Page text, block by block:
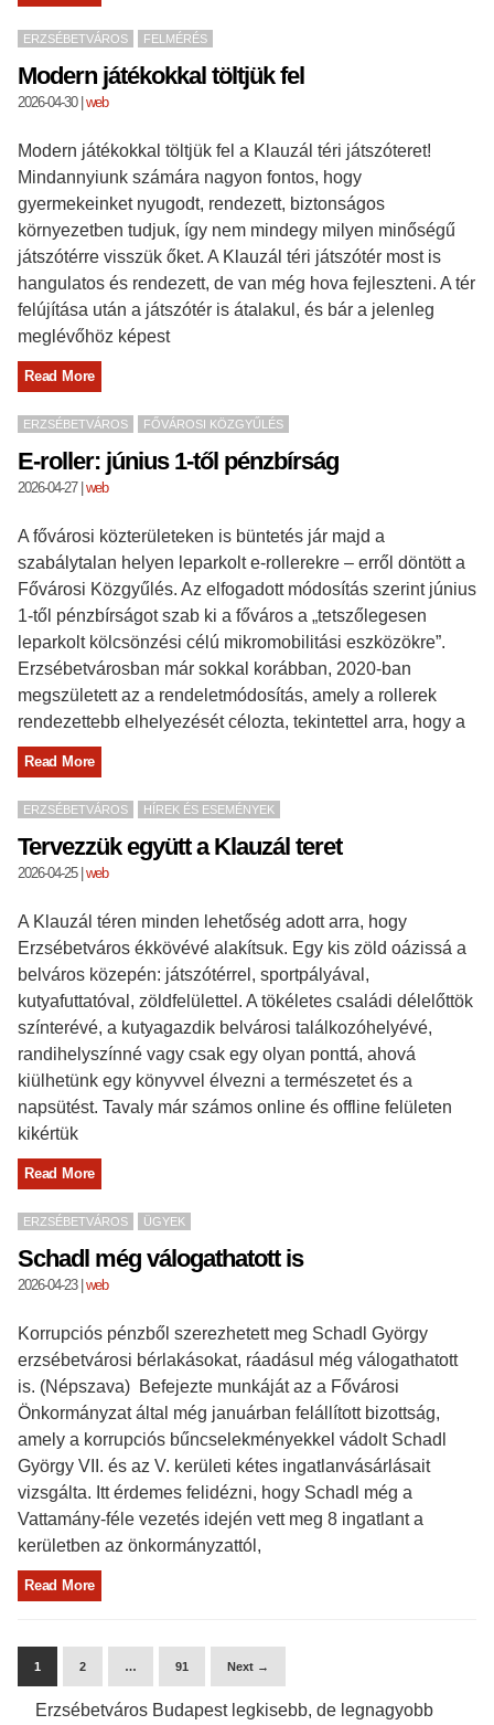
ERZSÉBETVÁROS FELMÉRÉS
Modern játékokkal töltjük fel
2026-04-30| web
Modern játékokkal töltjük fel a Klauzál téri játszóteret!
Mindannyiunk számára nagyon fontos, hogy
gyermekeinket nyugodt, rendezett, biztonságos
környezetben tudjuk, így nem mindegy milyen minőségű
játszótérre visszük őket. A Klauzál téri játszótér most is
hangulatos és rendezett, de van még hova fejleszteni. A tér
felújítása után a játszótér is átalakul, és bár a jelenleg
meglévőhöz képest
Read More
ERZSÉBETVÁROS FŐVÁROSI KÖZGYŰLÉS
E-roller: június 1-től pénzbírság
2026-04-27| web
A fővárosi közterületeken is büntetés jár majd a
szabálytalan helyen leparkolt e-rollerekre – erről döntött a
Fővárosi Közgyűlés. Az elfogadott módosítás szerint június
1-től pénzbírságot szab ki a főváros a „tetszőlegesen
leparkolt kölcsönzési célú mikromobilitási eszközökre”.
Erzsébetvárosban már sokkal korábban, 2020-ban
megszületett az a rendeletmódosítás, amely a rollerek
rendezettebb elhelyezését célozta, tekintettel arra, hogy a
Read More
ERZSÉBETVÁROS HÍREK ÉS ESEMÉNYEK
Tervezzük együtt a Klauzál teret
2026-04-25| web
A Klauzál téren minden lehetőség adott arra, hogy
Erzsébetváros ékkövévé alakítsuk. Egy kis zöld oázissá a
belváros közepén: játszótérrel, sportpályával,
kutyafuttatóval, zöldfelülettel. A tökéletes családi délelőttök
színterévé, a kutyagazdik belvárosi találkozóhelyévé,
randihelyszínné vagy csak egy olyan ponttá, ahová
kiülhetünk egy könyvvel élvezni a természetet és a
napsütést. Tavaly már számos online és offline felületen
kikértük
Read More
ERZSÉBETVÁROS ÜGYEK
Schadl még válogathatott is
2026-04-23| web
Korrupciós pénzből szerezhetett meg Schadl György
erzsébetvárosi bérlakásokat, ráadásul még válogathatott
is. (Népszava) Befejezte munkáját az a Fővárosi
Önkormányzat által még januárban felállított bizottság,
amely a korrupciós bűncselekményekkel vádolt Schadl
György VII. és az V. kerületi kétes ingatlanvásárlásait
vizsgálta. Itt érdemes felidézni, hogy Schadl még a
Vattamány-féle vezetés idején vett meg 8 ingatlant a
kerületben az önkormányzattól,
Read More
1 2 … 91 Next →
Erzsébetváros Budapest legkisebb, de legnagyobb